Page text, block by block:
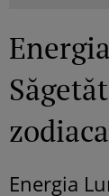
Energia